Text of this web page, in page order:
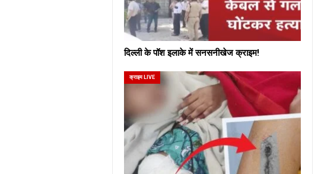
दिल्ली के पॉश इलाके में सनसनीखेज क्राइम!
क्राइम LIVE